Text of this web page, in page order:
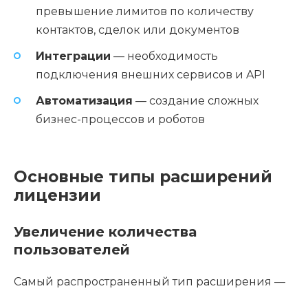
превышение лимитов по количеству
контактов, сделок или документов
Интеграции — необходимость
подключения внешних сервисов и API
Автоматизация — создание сложных
бизнес-процессов и роботов
Основные типы расширений
лицензии
Увеличение количества
пользователей
Самый распространенный тип расширения —